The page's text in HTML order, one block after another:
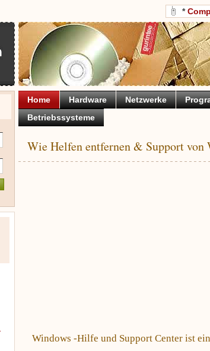
*
Home Hardware Netzwerke
Betriebssysteme
Wie Helfen entfernen & Support von
Windows -Hilfe und Support Center ist